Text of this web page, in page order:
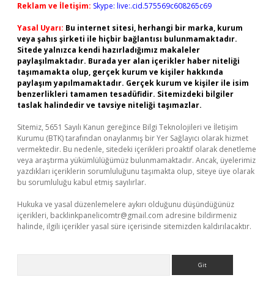
Reklam ve İletişim: Skype: live:.cid.575569c608265c69
Yasal Uyarı: Bu internet sitesi, herhangi bir marka, kurum
veya şahıs şirketi ile hiçbir bağlantısı bulunmamaktadır.
Sitede yalnızca kendi hazırladığımız makaleler
paylaşılmaktadır. Burada yer alan içerikler haber niteliği
taşımamakta olup, gerçek kurum ve kişiler hakkında
paylaşım yapılmamaktadır. Gerçek kurum ve kişiler ile isim
benzerlikleri tamamen tesadüfidir. Sitemizdeki bilgiler
taslak halindedir ve tavsiye niteliği taşımazlar.
Sitemiz, 5651 Sayılı Kanun gereğince Bilgi Teknolojileri ve İletişim
Kurumu (BTK) tarafından onaylanmış bir Yer Sağlayıcı olarak hizmet
vermektedir. Bu nedenle, sitedeki içerikleri proaktif olarak denetleme
veya araştırma yükümlülüğümüz bulunmamaktadır. Ancak, üyelerimiz
yazdıkları içeriklerin sorumluluğunu taşımakta olup, siteye üye olarak
bu sorumluluğu kabul etmiş sayılırlar.
Hukuka ve yasal düzenlemelere aykırı olduğunu düşündüğünüz
içerikleri, backlinkpanelicomtr@gmail.com adresine bildirmeniz
halinde, ilgili içerikler yasal süre içerisinde sitemizden kaldırılacaktır.